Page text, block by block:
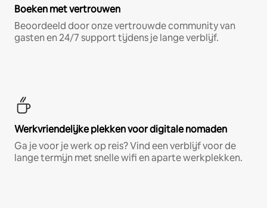
Boeken met vertrouwen
Beoordeeld door onze vertrouwde community van
gasten en 24/7 support tijdens je lange verblijf.
Werkvriendelijke plekken voor digitale nomaden
Ga je voor je werk op reis? Vind een verblijf voor de
lange termijn met snelle wifi en aparte werkplekken.